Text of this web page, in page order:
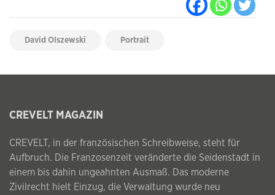
David Olszewski Portrait
CREVELT MAGAZIN
CREVELT, in der französischen Schreibweise, steht für
Aufbruch. Die Franzosenzeit veränderte die Seidenstadt in
einem bis dahin ungeahnten Ausmaß. Das moderne
Zivilrecht hielt Einzug, die Verwaltung wurde neu